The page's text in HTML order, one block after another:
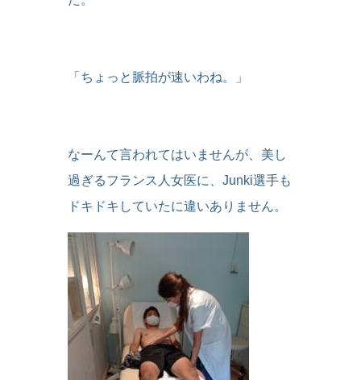
「ちょっと脈拍が速いわね。」
なーんて言われてはいませんが、美し
過ぎるフランス人女医に、Junki選手も
ドキドキしていたに違いありません。